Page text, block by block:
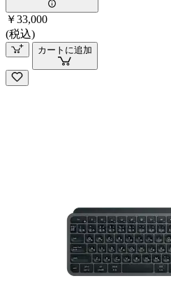
￥33,000
(税込)
カートに追加